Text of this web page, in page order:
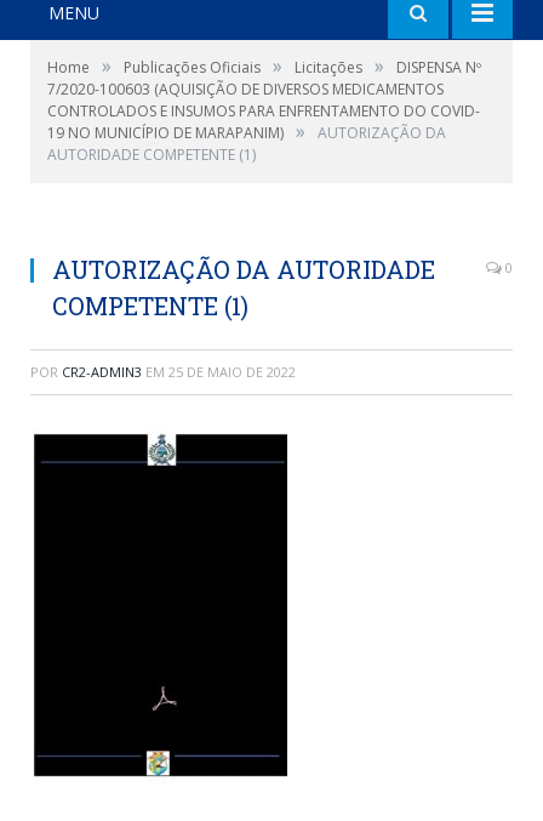
MENU
Home » Publicações Oficiais » Licitações »
DISPENSA Nº
7/2020-100603 (AQUISIÇÃO DE DIVERSOS MEDICAMENTOS
CONTROLADOS E INSUMOS PARA ENFRENTAMENTO DO COVID-
19 NO MUNICÍPIO DE MARAPANIM) »
AUTORIZAÇÃO DA
AUTORIDADE COMPETENTE (1)
AUTORIZAÇÃO DA AUTORIDADE
COMPETENTE (1)
0
POR CR2-ADMIN3 EM 25 DE MAIO DE 2022